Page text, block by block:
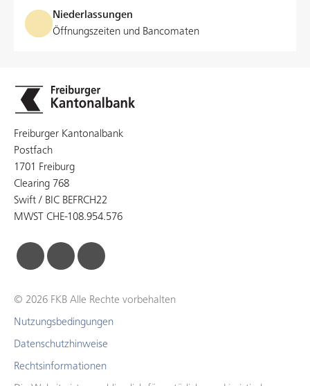
Niederlassungen
Öffnungszeiten und Bancomaten
Freiburger Kantonalbank
Postfach
1701 Freiburg
Clearing 768
Swift / BIC BEFRCH22
MWST CHE-108.954.576
© 2026 FKB Alle Rechte vorbehalten
Nutzungsbedingungen
Datenschutzhinweise
Rechtsinformationen